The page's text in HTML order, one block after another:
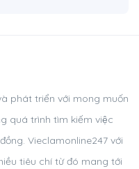
phát triển với mong muốn
quá trình tìm kiếm việc
Vieclamonline247 với
tiêu chí từ đó mang tới